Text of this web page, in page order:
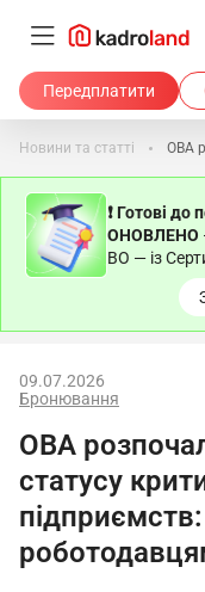
Передплатити
Новини та статті
❗ Готові до
ОНОВЛЕНО
ВО — із
Бронювання
09.07.2026
ОВА
статусу